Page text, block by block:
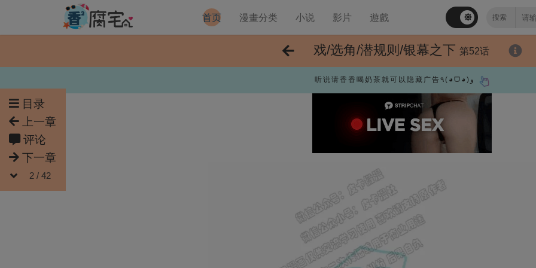
首页 漫畫分类 小说 影片 遊戲
戏/选角/潜规则/银幕之下 第52话
目录
上一章
评论
下一章